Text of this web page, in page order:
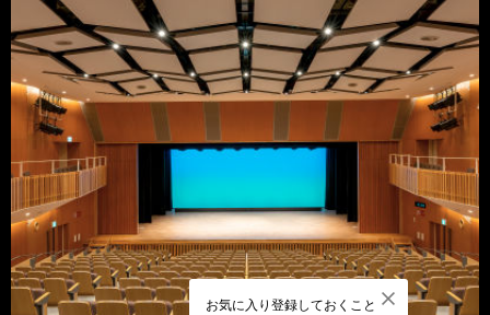
お気に入り登録しておくこと